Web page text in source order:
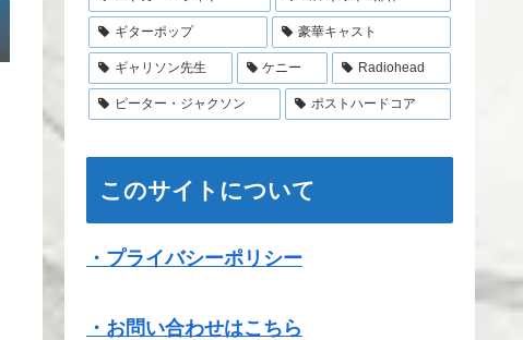
ギターポップ 豪華キャスト
ギャリソン先生 ケニー Radiohead
ピーター・ジャクソン ポストハードコア
このサイトについて
・プライバシーポリシー
・お問い合わせはこちら